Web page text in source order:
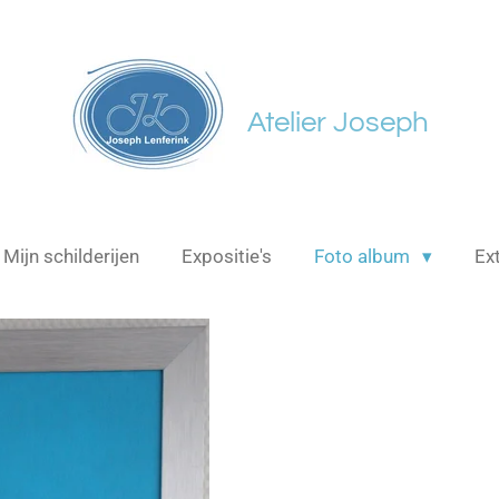
Atelier Joseph
Mijn schilderijen Expositie's Foto album